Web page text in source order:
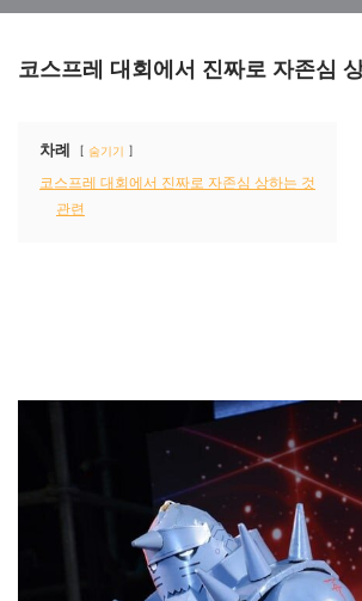
코스프레 대회에서 진짜로 자존심
차례 숨기기
코스프레 대회에서 진짜로 자존심 상하는 것
관련